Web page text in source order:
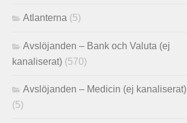
Atlanterna (5)
Avslöjanden – Bank och Valuta (ej
kanaliserat) (570)
Avslöjanden – Medicin (ej kanaliserat)
(5)